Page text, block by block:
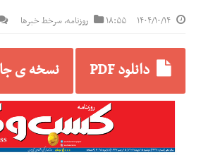
۱۴۰۴/۱۰/۱۴ ۱۸:۵۵ روزنامه,سرخط خبرها
دانلود PDF نسخه ی